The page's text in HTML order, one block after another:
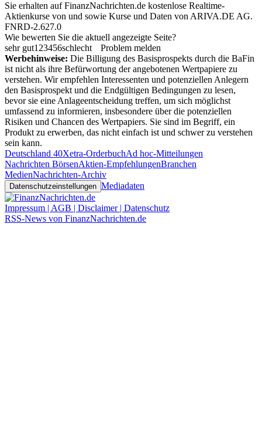
Sie erhalten auf FinanzNachrichten.de kostenlose Realtime-
Aktienkurse von und sowie Kurse und Daten von ARIVA.DE AG.
FNRD-2.627.0
Wie bewerten Sie die aktuell angezeigte Seite?
sehr gut1 23456schlecht
Problem melden
Werbehinweise: Die Billigung des Basisprospekts durch die BaFin
ist nicht als ihre Befürwortung der angebotenen Wertpapiere zu
verstehen. Wir empfehlen Interessenten und potenziellen Anlegern
den Basisprospekt und die Endgültigen Bedingungen zu lesen,
bevor sie eine Anlageentscheidung treffen, um sich möglichst
umfassend zu informieren, insbesondere über die potenziellen
Risiken und Chancen des Wertpapiers. Sie sind im Begriff, ein
Produkt zu erwerben, das nicht einfach ist und schwer zu verstehen
sein kann.
Deutschland 40Xetra-OrderbuchAd hoc-Mitteilungen
Nachrichten BörsenAktien-EmpfehlungenBranchen
MedienNachrichten-Archiv
Datenschutzeinstellungen Mediadaten
Impressum | AGB | Disclaimer | Datenschutz
RSS-News von FinanzNachrichten.de